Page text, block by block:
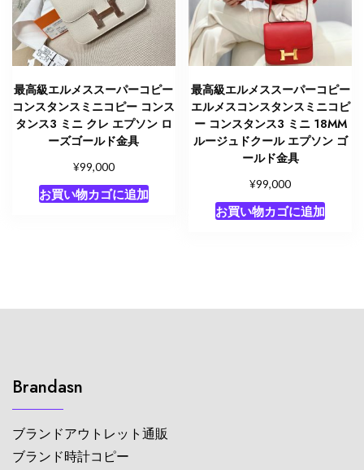
最高級エルメススーパーコピー
コンスタンスミニコピー コンス
タンス3 ミニ クレ エプソン ロ
ーズゴールド金具
¥99,000
お買い物カゴに追加
最高級エルメススーパーコピー
エルメスコンスタンスミニコピ
ー コンスタンス3 ミニ 18MM
ルージュドクール エプソン ゴ
ールド金具
¥99,000
お買い物カゴに追加
Brandasn
ブランドアウトレット通販
ブランド時計コピー